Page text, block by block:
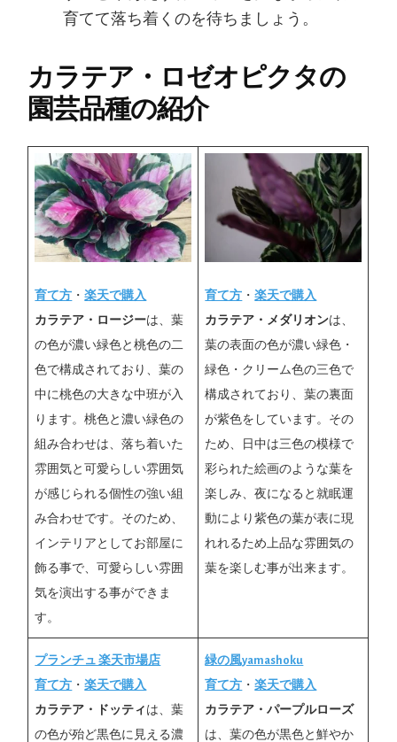
育てて落ち着くのを待ちましょう。
カラテア・ロゼオピクタの
園芸品種の紹介
育て方 ・楽天で購入
カラテア・ロージーは、葉
の色が濃い緑色と桃色の二
色で構成されており、葉の
中に桃色の大きな中班が入
ります。桃色と濃い緑色の
組み合わせは、落ち着いた
雰囲気と可愛らしい雰囲気
が感じられる個性の強い組
み合わせです。そのため、
インテリアとしてお部屋に
飾る事で、可愛らしい雰囲
気を演出する事ができま
す。
育て方 ・楽天で購入
カラテア・メダリオンは、
葉の表面の色が濃い緑色・
緑色・クリーム色の三色で
構成されており、葉の裏面
が紫色をしています。その
ため、日中は三色の模様で
彩られた絵画のような葉を
楽しみ、夜になると就眠運
動により紫色の葉が表に現
れれるため上品な雰囲気の
葉を楽しむ事が出来ます。
プランチュ 楽天市場店
育て方 ・楽天で購入
カラテア・ドッティ は、葉
の色が殆ど黒色に見える濃
緑の風yamashoku
育て方 ・楽天で購入
カラテア・パープルローズ
は、葉の色が黒色と鮮やか